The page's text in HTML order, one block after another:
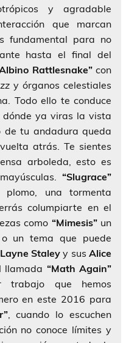
y agradable
que marcan
fundamental para no
hasta el final del
Rattlesnake”con
y órganos celestiales
Todo ello te conduce
dónde ya viras la vista
de tu andadura queda
atrás. Te sientes
arboleda, esto es
“Slugrace”
una tormenta
columpiarte en el
como “Mimesis”un
un tema que puede
Layne Staley y susAlice
llamada “Math Again”
trabajo que hemos
en este 2016 para
, cuando lo escuchen
no conoce límites y